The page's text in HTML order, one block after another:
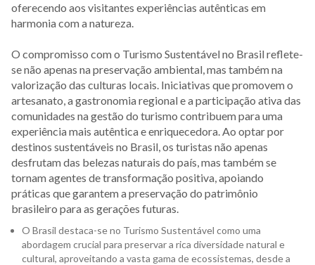
oferecendo aos visitantes experiências autênticas em
harmonia com a natureza.
O compromisso com o Turismo Sustentável no Brasil reflete-
se não apenas na preservação ambiental, mas também na
valorização das culturas locais. Iniciativas que promovem o
artesanato, a gastronomia regional e a participação ativa das
comunidades na gestão do turismo contribuem para uma
experiência mais autêntica e enriquecedora. Ao optar por
destinos sustentáveis no Brasil, os turistas não apenas
desfrutam das belezas naturais do país, mas também se
tornam agentes de transformação positiva, apoiando
práticas que garantem a preservação do patrimônio
brasileiro para as gerações futuras.
O Brasil destaca-se no Turismo Sustentável como uma
abordagem crucial para preservar a rica diversidade natural e
cultural, aproveitando a vasta gama de ecossistemas, desde a